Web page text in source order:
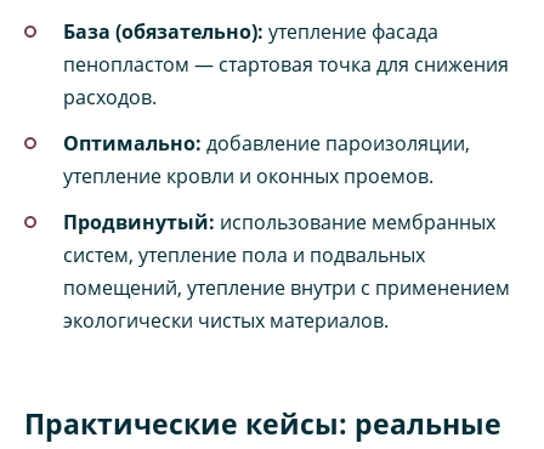
База (обязательно): утепление фасада
пенопластом — стартовая точка для снижения
расходов.
Оптимально: добавление пароизоляции,
утепление кровли и оконных проемов.
Продвинутый: использование мембранных
систем, утепление пола и подвальных
помещений, утепление внутри с применением
экологически чистых материалов.
Практические кейсы: реальные